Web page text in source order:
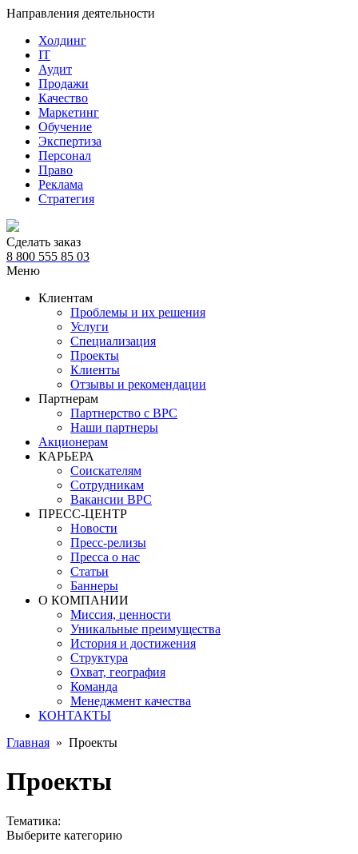
Направления деятельности
Холдинг
IT
Аудит
Продажи
Качество
Маркетинг
Обучение
Экспертиза
Персонал
Право
Реклама
Стратегия
Сделать заказ
8 800 555 85 03
Меню
Клиентам
Проблемы и их решения
Услуги
Специализация
Проекты
Клиенты
Отзывы и рекомендации
Партнерам
Партнерство с BPC
Наши партнеры
Акционерам
КАРЬЕРА
Соискателям
Сотрудникам
Вакансии BPC
ПРЕСС-ЦЕНТР
Новости
Пресс-релизы
Пресса о нас
Статьи
Баннеры
О КОМПАНИИ
Миссия, ценности
Уникальные преимущества
История и достижения
Структура
Охват, география
Команда
Менеджмент качества
КОНТАКТЫ
Главная » Проекты
Проекты
Тематика:
Выберите категорию